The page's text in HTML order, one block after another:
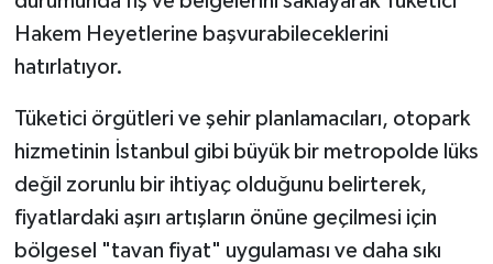
Hakem Heyetlerine başvurabileceklerini
hatırlatıyor.
Tüketici örgütleri ve şehir planlamacıları, otopark
hizmetinin İstanbul gibi büyük bir metropolde lüks
değil zorunlu bir ihtiyaç olduğunu belirterek,
fiyatlardaki aşırı artışların önüne geçilmesi için
bölgesel "tavan fiyat" uygulaması ve daha sıkı